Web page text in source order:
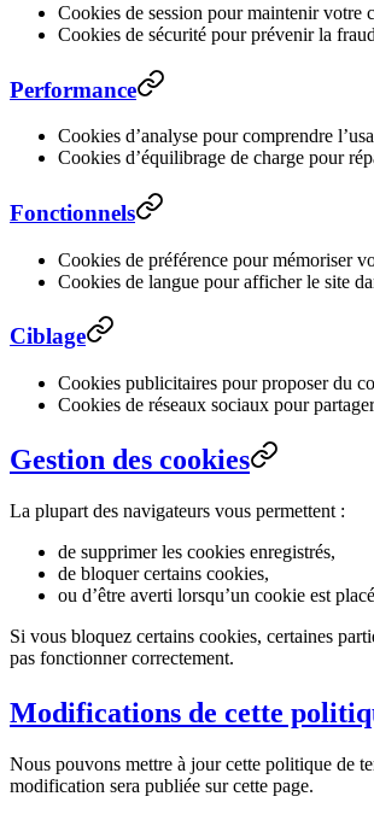
Cookies de session pour maintenir votre
Cookies de sécurité pour prévenir la
Performance
Cookies d’analyse pour comprendre
Cookies d’équilibrage de charge pour
Fonctionnels
Cookies de préférence pour mémoriser
Cookies de langue pour afficher le site
Ciblage
Cookies publicitaires pour proposer du
Cookies de réseaux sociaux pour
Gestion des cookies
La plupart des navigateurs vous permettent :
de supprimer les cookies enregistrés,
de bloquer certains cookies,
ou d’être averti lorsqu’un cookie est
Si vous bloquez certains cookies, certaines
pas fonctionner correctement.
Modifications de cette
Nous pouvons mettre à jour cette politique de
modification sera publiée sur cette page.